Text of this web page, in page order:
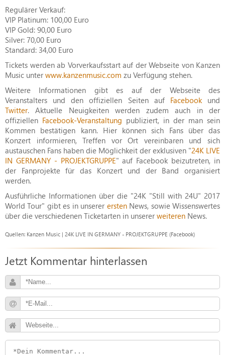
Regulärer Verkauf:
VIP Platinum: 100,00 Euro
VIP Gold: 90,00 Euro
Silver: 70,00 Euro
Standard: 34,00 Euro
Tickets werden ab Vorverkaufsstart auf der Webseite von Kanzen
Music unter www.kanzenmusic.com zu Verfügung stehen.
Weitere Informationen gibt es auf der Webseite des
Veranstalters und den offiziellen Seiten auf Facebookund
Twitter. Aktuelle Neuigkeiten werden zudem auch in der
offiziellen Facebook-Veranstaltung publiziert, in der man sein
Kommen bestätigen kann. Hier können sich Fans über das
Konzert informieren, Treffen vor Ort vereinbaren und sich
austauschen Fans haben die Möglichkeit der exklusiven "24K LIVE
IN GERMANY - PROJEKTGRUPPE" auf Facebook beizutreten, in
der Fanprojekte für das Konzert und der Band organisiert
werden.
Ausführliche Informationen über die "24K "Still with 24U" 2017
World Tour" gibt es in unserer erstenNews, sowie Wissenswertes
über die verschiedenen Ticketarten in unserer weiteren News.
Quellen: Kanzen Music | 24K LIVE IN GERMANY - PROJEKTGRUPPE (Facebook)
Jetzt Kommentar hinterlassen